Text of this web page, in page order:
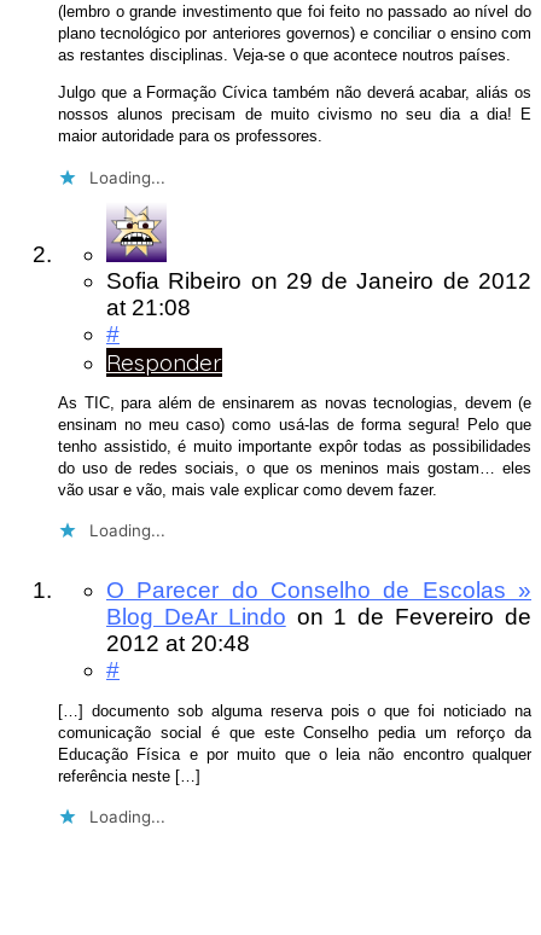
(lembro o grande investimento que foi feito no passado ao nível do
plano tecnológico por anteriores governos) e conciliar o ensino com
as restantes disciplinas. Veja-se o que acontece noutros países.
Julgo que a Formação Cívica também não deverá acabar, aliás os
nossos alunos precisam de muito civismo no seu dia a dia! E
maior autoridade para os professores.
Loading...
Sofia Ribeiro on 29 de Janeiro de 2012
at 21:08
#
Responder
As TIC, para além de ensinarem as novas tecnologias, devem (e
ensinam no meu caso) como usá-las de forma segura! Pelo que
tenho assistido, é muito importante expôr todas as possibilidades
do uso de redes sociais, o que os meninos mais gostam… eles
vão usar e vão, mais vale explicar como devem fazer.
Loading...
O Parecer do Conselho de Escolas »
Blog DeAr Lindo on 1 de Fevereiro de
2012 at 20:48
#
[…] documento sob alguma reserva pois o que foi noticiado na
comunicação social é que este Conselho pedia um reforço da
Educação Física e por muito que o leia não encontro qualquer
referência neste […]
Loading...